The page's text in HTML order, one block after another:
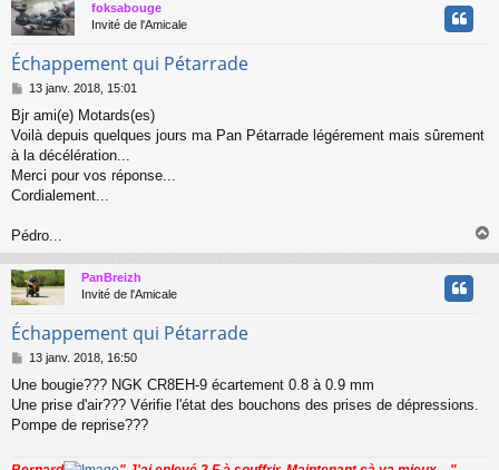
foksabouge
Invité de l'Amicale
Échappement qui Pétarrade
M
s
s
a
g
13 janv. 2018, 15:01
Bjr ami(e) Motards(es)
Voilà depuis quelques jours ma Pan Pétarrade légérement mais sûrement
à la décélération...
Merci pour vos réponse...
Cordialement...
Pédro...
a
u
PanBreizh
Invité de l'Amicale
Échappement qui Pétarrade
M
s
s
a
13 janv. 2018, 16:50
Une bougie??? NGK CR8EH-9 écartement 0.8 à 0.9 mm
Une prise d'air??? Vérifie l'état des bouchons des prises de dépressions.
Pompe de reprise???